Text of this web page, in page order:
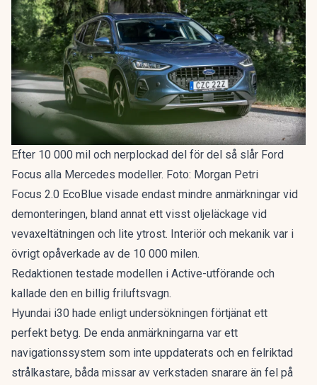
Efter 10 000 mil och nerplockad del för del så slår Ford
Focus alla Mercedes modeller. Foto: Morgan Petri
Focus 2.0 EcoBlue visade endast mindre anmärkningar vid
demonteringen, bland annat ett visst oljeläckage vid
vevaxeltätningen och lite ytrost. Interiör och mekanik var i
övrigt opåverkade av de 10 000 milen.
Redaktionen testade modellen i Active-utförande och
kallade den en billig friluftsvagn.
Hyundai i30 hade enligt undersökningen förtjänat ett
perfekt betyg. De enda anmärkningarna var ett
navigationssystem som inte uppdaterats och en felriktad
strålkastare, båda missar av verkstaden snarare än fel på